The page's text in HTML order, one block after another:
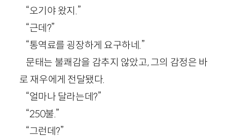
“오기야 왔지.”
“근데?”
“통역료를 굉장하게 요구하네.”
문태는 불쾌감을 감추지 않았고, 그의 감정은 바
로 재우에게 전달됐다.
“얼마나 달라는데?”
“250불.”
“그런데?”